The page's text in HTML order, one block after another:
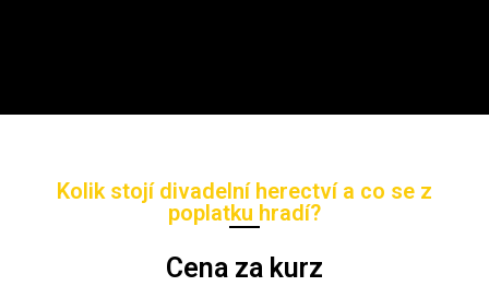
Kolik stojí divadelní herectví a co se z
poplatku hradí?
Cena za kurz